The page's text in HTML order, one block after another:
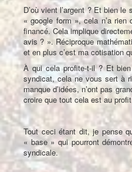
D’où vient l’argent ? Et bien
« google form », cela n’a
financé. Cela implique
avis ? ». Réciproque
et en plus c’est ma cotisation
À qui cela profite-t-il ? Et
syndicat, cela ne vous sert à
manque d’idées, n’ont pas
croire que tout cela est au
Tout ceci étant dit, je pense
« base » qui pourront
syndicale.